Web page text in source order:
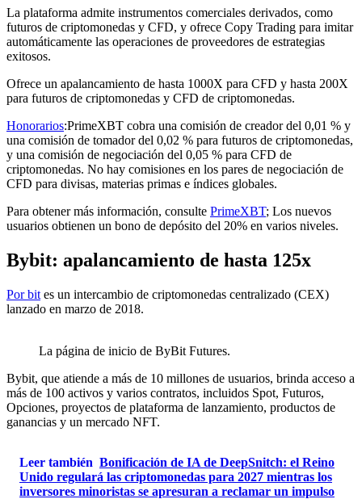
La plataforma admite instrumentos comerciales derivados, como
futuros de criptomonedas y CFD, y ofrece Copy Trading para imitar
automáticamente las operaciones de proveedores de estrategias
exitosos.
Ofrece un apalancamiento de hasta 1000X para CFD y hasta 200X
para futuros de criptomonedas y CFD de criptomonedas.
Honorarios:PrimeXBT cobra una comisión de creador del 0,01 % y
una comisión de tomador del 0,02 % para futuros de criptomonedas,
y una comisión de negociación del 0,05 % para CFD de
criptomonedas. No hay comisiones en los pares de negociación de
CFD para divisas, materias primas e índices globales.
Para obtener más información, consulte PrimeXBT; Los nuevos
usuarios obtienen un bono de depósito del 20% en varios niveles.
Bybit: apalancamiento de hasta 125x
Por bit es un intercambio de criptomonedas centralizado (CEX)
lanzado en marzo de 2018.
La página de inicio de ByBit Futures.
Bybit, que atiende a más de 10 millones de usuarios, brinda acceso a
más de 100 activos y varios contratos, incluidos Spot, Futuros,
Opciones, proyectos de plataforma de lanzamiento, productos de
ganancias y un mercado NFT.
Leer también Bonificación de IA de DeepSnitch: el Reino
Unido regulará las criptomonedas para 2027 mientras los
inversores minoristas se apresuran a reclamar un impulso